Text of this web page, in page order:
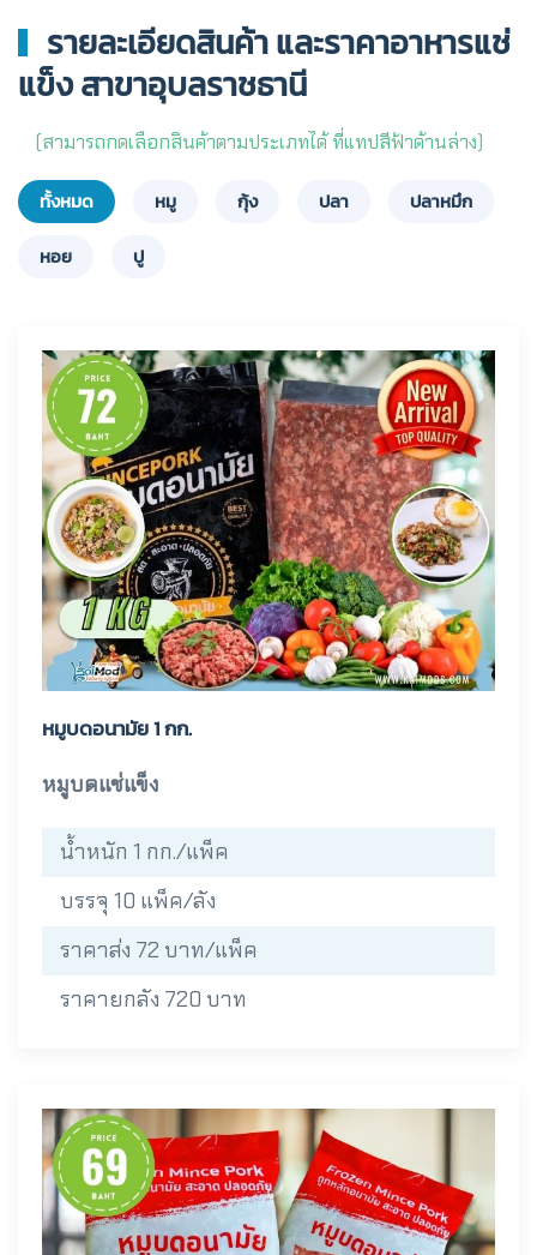
รายละเอียดสินค้า และราคาอาหารแช่
แข็ง สาขาอุบลราชธานี
(สามารถกดเลือกสินค้าตามประเภทได้ ที่แทปสีฟ้าด้านล่าง)
ทั้งหมด หมู กุ้ง ปลา
ปลาหมึก
หอย
ปู
หมูบดอนามัย 1 กก.
หมูบดแช่แข็ง
น้ำหนัก 1 กก./แพ็ค
บรรจุ 10 แพ็ค/ลัง
ราคาส่ง 72 บาท/แพ็ค
ราคายกลัง 720 บาท